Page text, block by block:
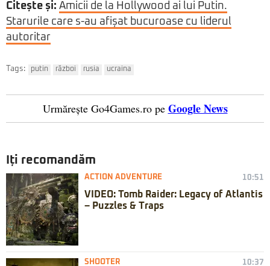
Citește și: Amicii de la Hollywood ai lui Putin.
Starurile care s-au afișat bucuroase cu liderul
autoritar
Tags: putin război rusia ucraina
Urmărește Go4Games.ro pe Google News
Iți recomandăm
ACTION ADVENTURE 10:51
VIDEO: Tomb Raider: Legacy of Atlantis
– Puzzles & Traps
SHOOTER 10:37